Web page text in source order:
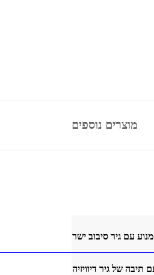
מוצרים נוספים
מנוע עם גיר סיבוב ישר